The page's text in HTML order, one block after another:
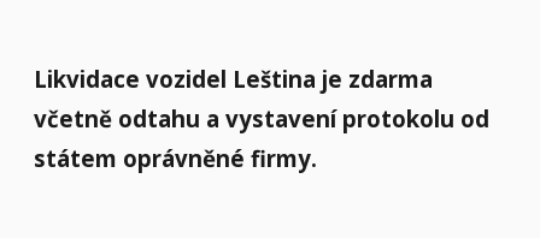
Likvidace vozidel Leština je zdarma
včetně odtahu a vystavení protokolu od
státem oprávněné firmy.